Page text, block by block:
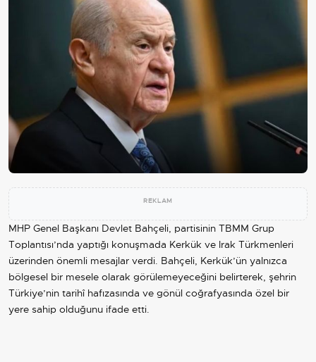
REKLAM
MHP Genel Başkanı Devlet Bahçeli, partisinin TBMM Grup
Toplantısı’nda yaptığı konuşmada Kerkük ve Irak Türkmenleri
üzerinden önemli mesajlar verdi. Bahçeli, Kerkük’ün yalnızca
bölgesel bir mesele olarak görülemeyeceğini belirterek, şehrin
Türkiye’nin tarihî hafızasında ve gönül coğrafyasında özel bir
yere sahip olduğunu ifade etti.